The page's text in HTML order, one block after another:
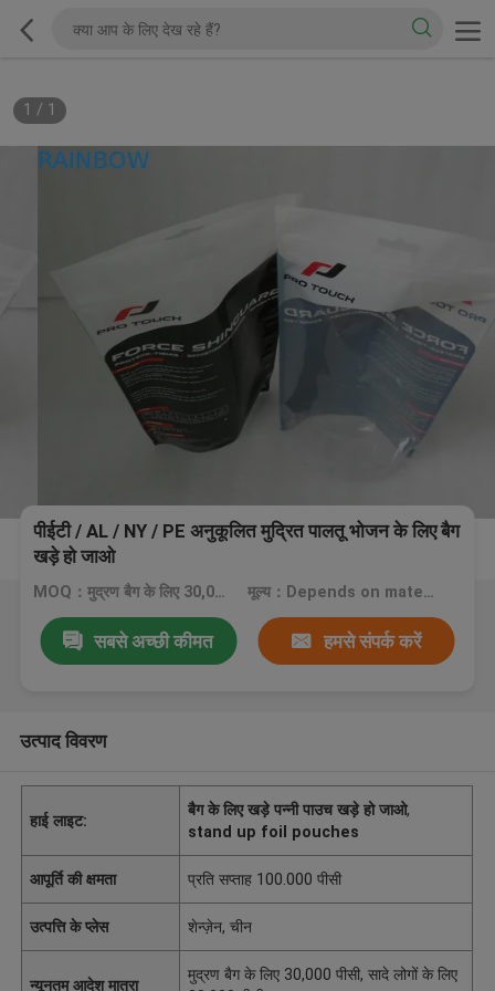
1 / 1
पीईटी / AL / NY / PE अनुकूलित मुद्रित पालतू भोजन के लिए बैग
खड़े हो जाओ
MOQ：मुद्रण बैग के लिए 30,000 पीसी, सादे लोगों के लिए 20,000 पीसी मूल्य：Depends on material, size, quantity and printing colors
सबसे अच्छी कीमत हमसे संपर्क करें
उत्पाद विवरण
हाई लाइट:
बैग के लिए खड़े पन्नी पाउच खड़े हो जाओ,
stand up foil pouches
आपूर्ति की क्षमता प्रति सप्ताह 100.000 पीसी
उत्पत्ति के प्लेस शेन्ज़ेन, चीन
न्यूनतम आदेश मात्रा
मुद्रण बैग के लिए 30,000 पीसी, सादे लोगों के लिए